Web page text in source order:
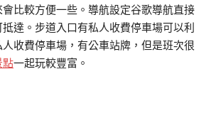
比較方便一些。導航設定谷歌導航直接
達。步道入口有私人收費停車場可以利
收費停車場，有公車站牌，但是班次很
點一起玩較豐富。